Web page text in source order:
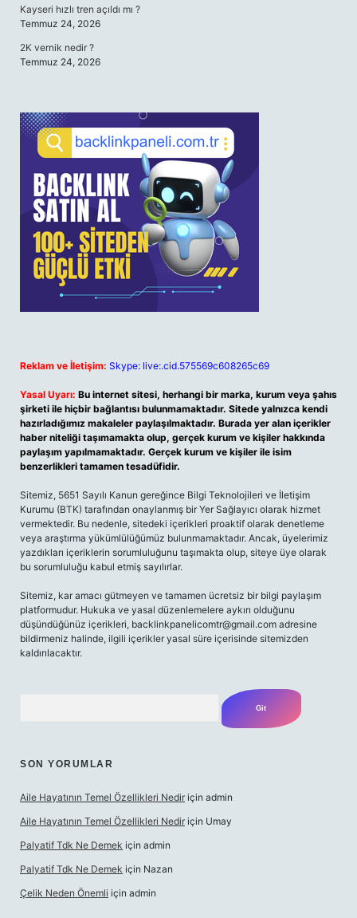
Kayseri hızlı tren açıldı mı ?
Temmuz 24, 2026
2K vernik nedir ?
Temmuz 24, 2026
Reklam ve İletişim: Skype: live:.cid.575569c608265c69
Yasal Uyarı: Bu internet sitesi, herhangi bir marka, kurum veya şahıs
şirketi ile hiçbir bağlantısı bulunmamaktadır. Sitede yalnızca kendi
hazırladığımız makaleler paylaşılmaktadır. Burada yer alan içerikler
haber niteliği taşımamakta olup, gerçek kurum ve kişiler hakkında
paylaşım yapılmamaktadır. Gerçek kurum ve kişiler ile isim
benzerlikleri tamamen tesadüfidir.
Sitemiz, 5651 Sayılı Kanun gereğince Bilgi Teknolojileri ve İletişim
Kurumu (BTK) tarafından onaylanmış bir Yer Sağlayıcı olarak hizmet
vermektedir. Bu nedenle, sitedeki içerikleri proaktif olarak denetleme
veya araştırma yükümlülüğümüz bulunmamaktadır. Ancak, üyelerimiz
yazdıkları içeriklerin sorumluluğunu taşımakta olup, siteye üye olarak
bu sorumluluğu kabul etmiş sayılırlar.
Sitemiz, kar amacı gütmeyen ve tamamen ücretsiz bir bilgi paylaşım
platformudur. Hukuka ve yasal düzenlemelere aykırı olduğunu
düşündüğünüz içerikleri, backlinkpanelicomtr@gmail.com adresine
bildirmeniz halinde, ilgili içerikler yasal süre içerisinde sitemizden
kaldırılacaktır.
SON YORUMLAR
Aile Hayatının Temel Özellikleri Nedir için admin
Aile Hayatının Temel Özellikleri Nedir için Umay
Palyatif Tdk Ne Demek için admin
Palyatif Tdk Ne Demek için Nazan
Çelik Neden Önemli için admin